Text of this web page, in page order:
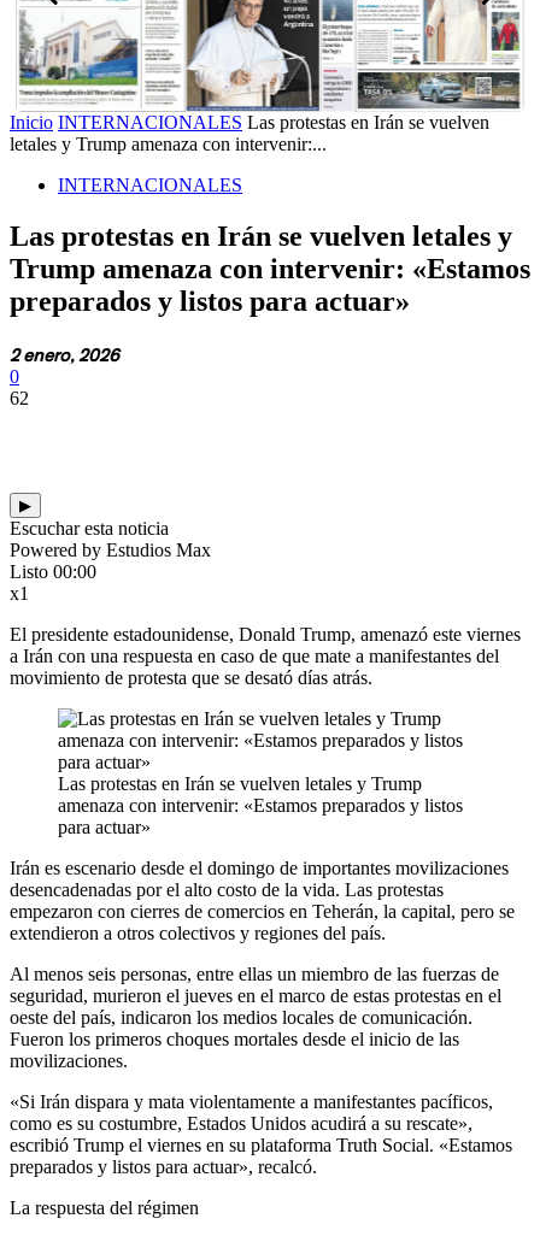
Inicio INTERNACIONALES Las protestas en Irán se vuelven
letales y Trump amenaza con intervenir:...
INTERNACIONALES
Las protestas en Irán se vuelven letales y
Trump amenaza con intervenir: «Estamos
preparados y listos para actuar»
2 enero, 2026
0
62
▶
Escuchar esta noticia
Powered by Estudios Max
Listo 00:00
x1
El presidente estadounidense, Donald Trump, amenazó este viernes
a Irán con una respuesta en caso de que mate a manifestantes del
movimiento de protesta que se desató días atrás.
Las protestas en Irán se vuelven letales y Trump
amenaza con intervenir: «Estamos preparados y listos
para actuar»
Irán es escenario desde el domingo de importantes movilizaciones
desencadenadas por el alto costo de la vida. Las protestas
empezaron con cierres de comercios en Teherán, la capital, pero se
extendieron a otros colectivos y regiones del país.
Al menos seis personas, entre ellas un miembro de las fuerzas de
seguridad, murieron el jueves en el marco de estas protestas en el
oeste del país, indicaron los medios locales de comunicación.
Fueron los primeros choques mortales desde el inicio de las
movilizaciones.
«Si Irán dispara y mata violentamente a manifestantes pacíficos,
como es su costumbre, Estados Unidos acudirá a su rescate»,
escribió Trump el viernes en su plataforma Truth Social. «Estamos
preparados y listos para actuar», recalcó.
La respuesta del régimen